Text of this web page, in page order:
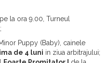
la ora 9.00, Turneul
Puppy (Baby), cainele
de 4 luni in ziua arbitrajului;